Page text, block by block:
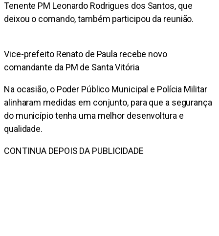
Tenente PM Leonardo Rodrigues dos Santos, que
deixou o comando, também participou da reunião.
Vice-prefeito Renato de Paula recebe novo
comandante da PM de Santa Vitória
Na ocasião, o Poder Público Municipal e Polícia Militar
alinharam medidas em conjunto, para que a segurança
do município tenha uma melhor desenvoltura e
qualidade.
CONTINUA DEPOIS DA PUBLICIDADE